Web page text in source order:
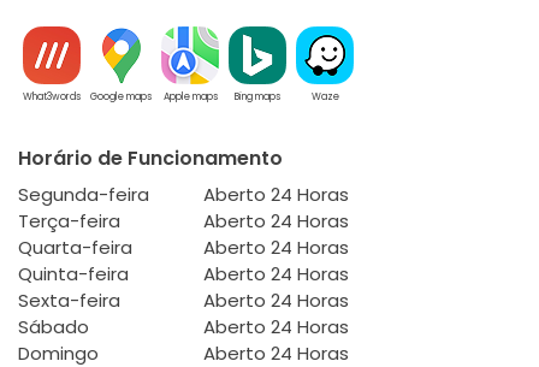
What3words Google maps Apple maps Bing maps Waze
Horário de Funcionamento
Segunda-feira
Aberto 24 Horas
Terça-feira
Aberto 24 Horas
Quarta-feira
Aberto 24 Horas
Quinta-feira
Aberto 24 Horas
Sexta-feira
Aberto 24 Horas
Sábado
Aberto 24 Horas
Domingo
Aberto 24 Horas